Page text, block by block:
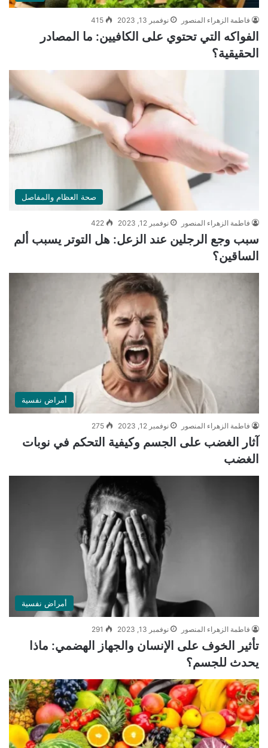
فاطمة الزهراء المنصور نوفمبر 13, 2023 415
الفواكه التي تحتوي على الكافيين: ما المصادر
الحقيقية؟
صحة العظام والمفاصل
فاطمة الزهراء المنصور نوفمبر 12, 2023 422
سبب وجع الرجلين عند الزعل: هل التوتر يسبب ألم
الساقين؟
أمراض نفسية
فاطمة الزهراء المنصور نوفمبر 12, 2023 275
آثار الغضب على الجسم وكيفية التحكم في نوبات
الغضب
أمراض نفسية
فاطمة الزهراء المنصور نوفمبر 13, 2023 291
تأثير الخوف على الإنسان والجهاز الهضمي: ماذا
يحدث للجسم؟